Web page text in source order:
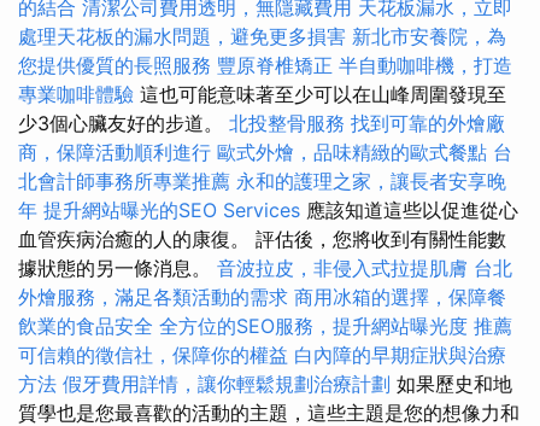
的結合 清潔公司費用透明，無隱藏費用 天花板漏水，立即
處理天花板的漏水問題，避免更多損害 新北市安養院，為
您提供優質的長照服務 豐原脊椎矯正 半自動咖啡機，打造
專業咖啡體驗 這也可能意味著至少可以在山峰周圍發現至
少3個心臟友好的步道。 北投整骨服務 找到可靠的外燴廠
商，保障活動順利進行 歐式外燴，品味精緻的歐式餐點 台
北會計師事務所專業推薦 永和的護理之家，讓長者安享晚
年 提升網站曝光的SEO Services 應該知道這些以促進從心
血管疾病治癒的人的康復。 評估後，您將收到有關性能數
據狀態的另一條消息。 音波拉皮，非侵入式拉提肌膚 台北
外燴服務，滿足各類活動的需求 商用冰箱的選擇，保障餐
飲業的食品安全 全方位的SEO服務，提升網站曝光度 推薦
可信賴的徵信社，保障你的權益 白內障的早期症狀與治療
方法 假牙費用詳情，讓你輕鬆規劃治療計劃 如果歷史和地
質學也是您最喜歡的活動的主題，這些主題是您的想像力和